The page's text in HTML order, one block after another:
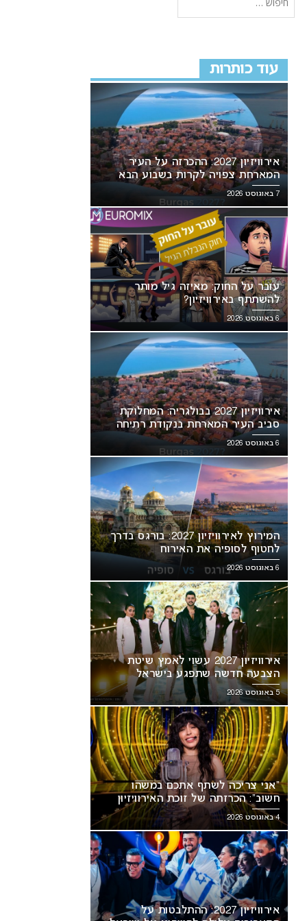
עוד כותרות
אירוויזיון 2027: ההכרזה על העיר
המארחת צפויה לקרות בשבוע הבא
7 באוגוסט 2026
עובר על החוק: מאיזה גיל מותר
להשתתף באירוויזיון?
6 באוגוסט 2026
אירוויזיון 2027 בבולגריה: המחלוקת
סביב העיר המארחת בנקודת רתיחה
6 באוגוסט 2026
המירוץ לאירוויזיון 2027: בורגס בדרך
לחטוף לסופיה את האירוח
6 באוגוסט 2026
אירוויזיון 2027 עשוי לאמץ שיטת
הצבעה חדשה שתפגע בישראל
5 באוגוסט 2026
“אני צריכה לשתף אתכם במשהו
חשוב”: הכרזתה של זוכת האירוויזיון
מסעירה את הרשת
4 באוגוסט 2026
אירוויזיון 2027: ההתלבטות על